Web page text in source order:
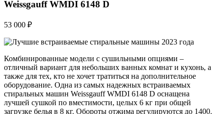
Weissgauff WMDI 6148 D
53 000 ₽
Комбинированные модели с сушильными опциями –
отличный вариант для небольших ванных комнат и кухонь, а
также для тех, кто не хочет тратиться на дополнительное
оборудование. Одна из самых надежных встраиваемых
стиральных машин Weissgauff WMDI 6148 D оснащена
лучшей сушкой по вместимости, целых 6 кг при общей
загрузке белья в 8 кг. Обороты отжима регулируются до 1400.